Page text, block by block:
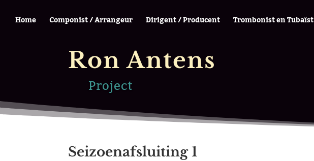
Home Componist / Arrangeur Dirigent / Producent Trombonist en Tubaïst
Ron Antens
Project
Seizoenafsluiting 1